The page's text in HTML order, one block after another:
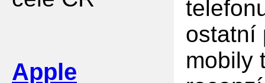
Apple
ostatní
mobily